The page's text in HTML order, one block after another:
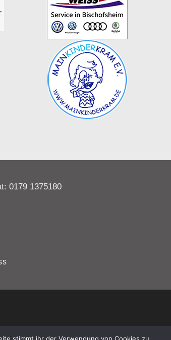
0179 1375180